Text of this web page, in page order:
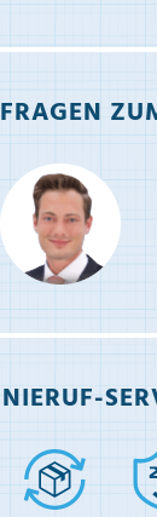
FRAGEN
NIERUF-